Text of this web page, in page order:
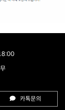
카톡문의